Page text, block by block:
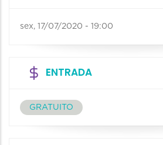
sex, 17/07/2020 - 19:00
ENTRADA
GRATUITO